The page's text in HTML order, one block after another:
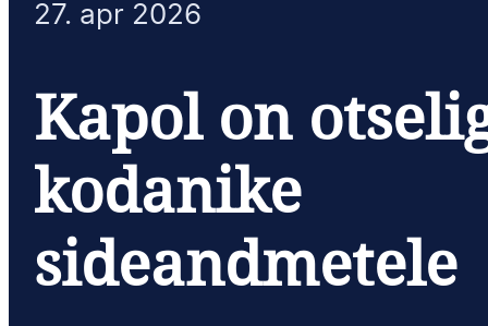
27. apr 2026
Kapol on
kodanike
sideandmetele